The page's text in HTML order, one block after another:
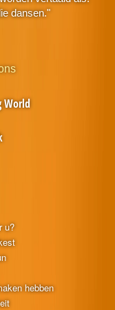
dansen."
u?
hebben
World